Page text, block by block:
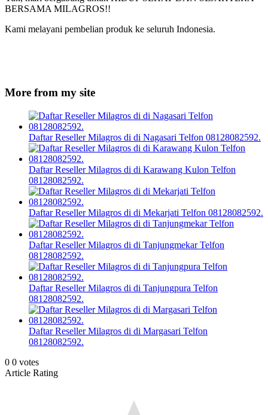
BERSAMA MILAGROS!!
Kami melayani pembelian produk ke seluruh Indonesia.
More from my site
Daftar Reseller Milagros di di Nagasari Telfon 08128082592.
Daftar Reseller Milagros di di Karawang Kulon Telfon
08128082592.
Daftar Reseller Milagros di di Mekarjati Telfon 08128082592.
Daftar Reseller Milagros di di Tanjungmekar Telfon
08128082592.
Daftar Reseller Milagros di di Tanjungpura Telfon
08128082592.
Daftar Reseller Milagros di di Margasari Telfon
08128082592.
0 0 votes
Article Rating